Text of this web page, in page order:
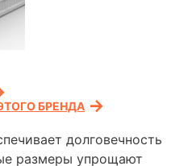
долговечность
размеры упрощают
БРЕНДА